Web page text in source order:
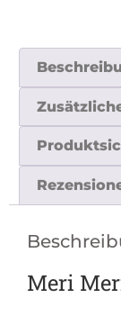
Meri